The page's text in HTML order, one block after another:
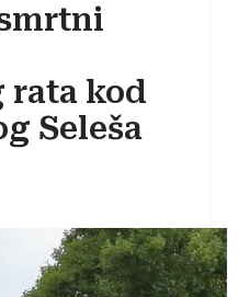
rata kod
Seleša